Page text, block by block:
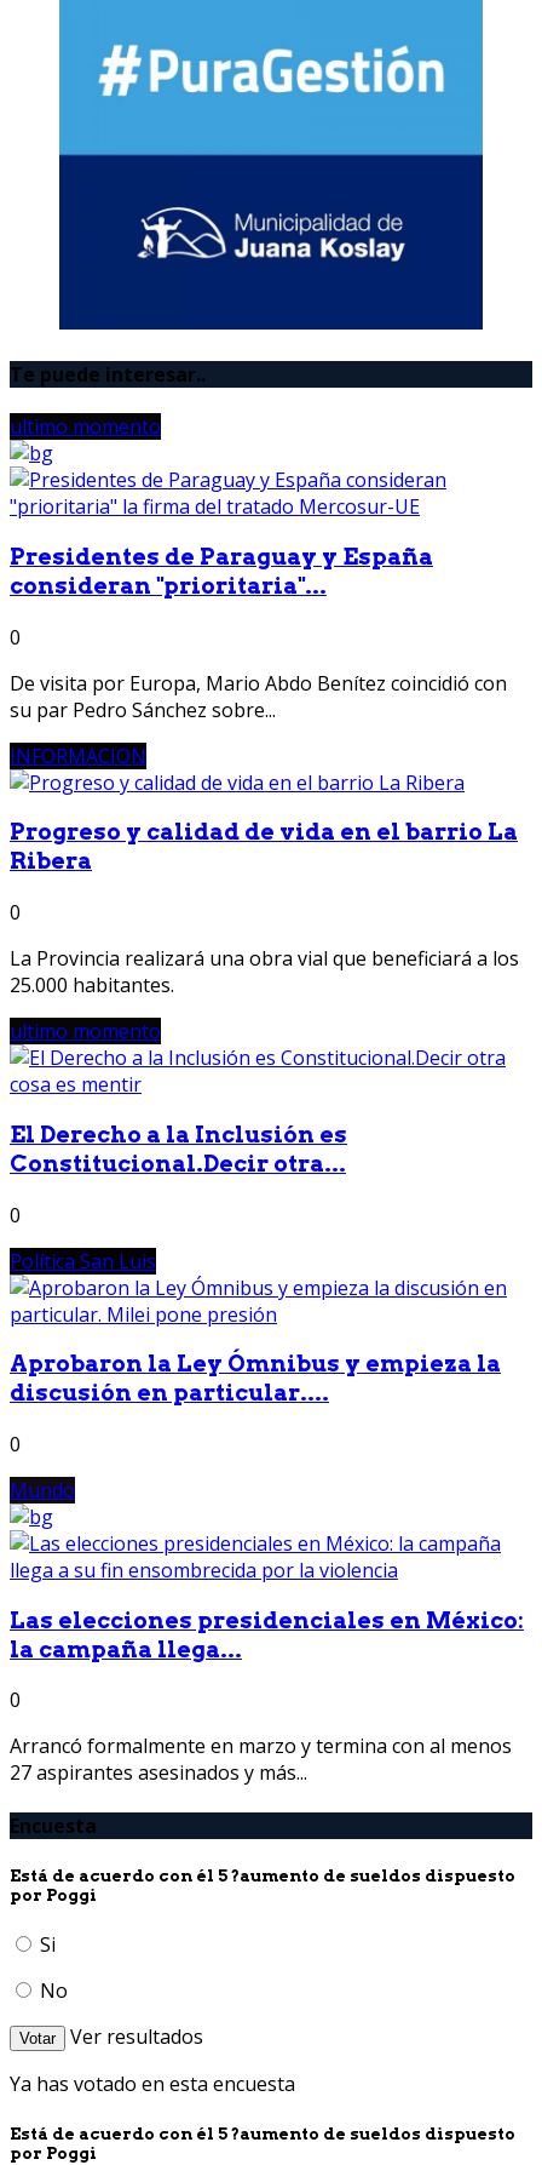
Te puede interesar..
ultimo momento
Presidentes de Paraguay y España
consideran "prioritaria"...
0
De visita por Europa, Mario Abdo Benítez coincidió con
su par Pedro Sánchez sobre...
INFORMACION
Progreso y calidad de vida en el barrio La
Ribera
0
La Provincia realizará una obra vial que beneficiará a los
25.000 habitantes.
ultimo momento
El Derecho a la Inclusión es
Constitucional.Decir otra...
0
Política San Luis
Aprobaron la Ley Ómnibus y empieza la
discusión en particular....
0
Mundo
Las elecciones presidenciales en México:
la campaña llega...
0
Arrancó formalmente en marzo y termina con al menos
27 aspirantes asesinados y más...
Encuesta
Está de acuerdo con él 5 ?aumento de sueldos dispuesto
por Poggi
Si
No
Votar
Ver resultados
Ya has votado en esta encuesta
Está de acuerdo con él 5 ?aumento de sueldos dispuesto
por Poggi